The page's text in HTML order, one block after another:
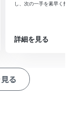
るアクション、「オ
ださい。
ルアドレスなどの
て設定すること
し、次の一手を素早く打て
詳細を見る
る